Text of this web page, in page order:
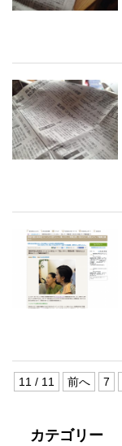
11 / 11 前へ 7
カテゴリー